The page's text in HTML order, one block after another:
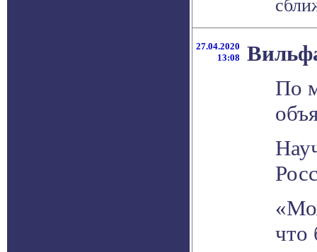
27.04.2020
13:08
По
что